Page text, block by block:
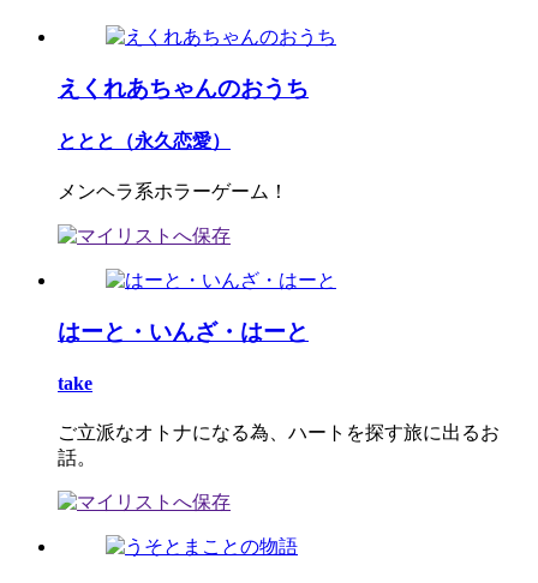
えくれあちゃんのおうち
ととと（永久恋愛）
メンヘラ系ホラーゲーム！
はーと・いんざ・はーと
take
ご立派なオトナになる為、ハートを探す旅に出るお
話。